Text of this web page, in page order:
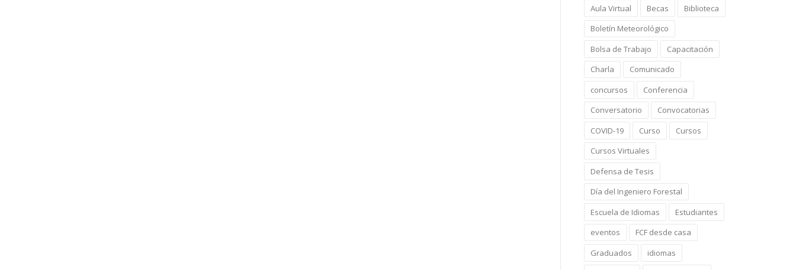
Aula Virtual
Becas
Biblioteca
Boletín Meteorológico
Bolsa de Trabajo
Capacitación
Charla
Comunicado
concursos
Conferencia
Conversatorio
Convocatorias
COVID-19
Curso
Cursos
Cursos Virtuales
Defensa de Tesis
Día del Ingeniero Forestal
Escuela de Idiomas
Estudiantes
eventos
FCF desde casa
Graduados
idiomas